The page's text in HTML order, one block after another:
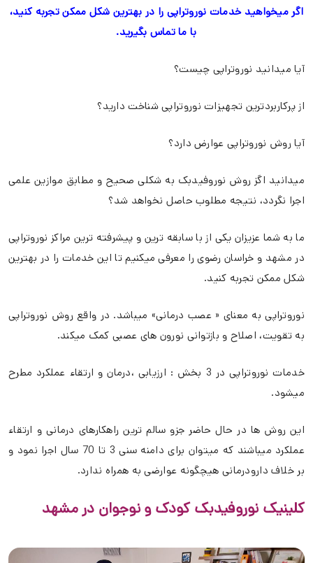
اگر میخواهید خدمات نوروتراپی را در بهترین شکل ممکن تجربه کنید،
با ما تماس بگیرید.
آیا میدانید نوروتراپی چیست؟
از پرکاربردترین تجهیزات نوروتراپی شناخت دارید؟
آیا روش نوروتراپی عوارض دارد؟
میدانید اگز روش نوروفیدبک به شکلی صحیح و مطابق موازین علمی
اجرا نگردد، نتیجه مطلوب حاصل نخواهد شد؟
ما به شما عزیزان یکی از با سابقه ترین و پیشرفته ترین مراکز نوروتراپی
در مشهد و خراسان رضوی را معرفی میکنیم تا این خدمات را در بهترین
شکل ممکن تجربه کنید.
نوروتراپی به معنای « عصب درمانی» میباشد. در واقع روش نوروتراپی
به تقویت، اصلاح و بازتوانی نورون های عصبی کمک میکند.
خدمات نوروتراپی در 3 بخش : ارزیابی ،درمان و ارتقاء عملکرد مطرح
میشود.
این روش ها در حال حاضر جزو سالم ترین راهکارهای درمانی و ارتقاء
عملکرد میباشند که میتوان برای دامنه سنی 3 تا 70 سال اجرا نمود و
بر خلاف دارودرمانی هیچگونه عوارضی به همراه ندارد.
کلینیک نوروفیدبک کودک و نوجوان در مشهد